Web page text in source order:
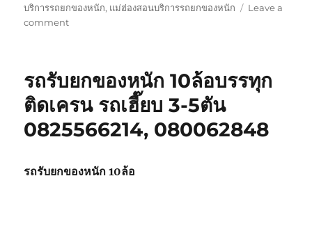
บริการรถยกของหนัก, แม่ฮ่องสอนบริการรถยกของหนัก
Leave a
commenton
เลอ
รถ
เฉพาะ
กิจ
ขนส่ง
รถรับยกของหนัก 10ล้อบรรทุก
ติดเครน รถเฮี๊ยบ 3-5ตัน
0825566214, 080062848
รถรับยกของหนัก 10ล้อ